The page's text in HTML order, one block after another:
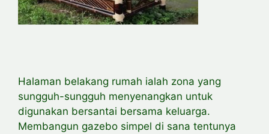
Halaman belakang rumah ialah zona yang
sungguh-sungguh menyenangkan untuk
digunakan bersantai bersama keluarga.
Membangun gazebo simpel di sana tentunya